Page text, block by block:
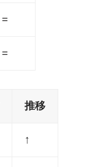
=
=
推移
↑